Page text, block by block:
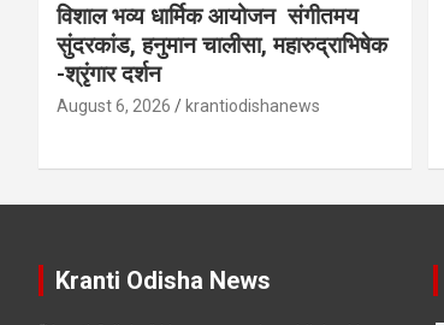
विशाल भव्य धार्मिक आयोजन संगीतमय
सुंदरकांड, हनुमान चालीसा, महारुद्राभिषेक
-श्रृंगार दर्शन
August 6, 2026 krantiodishanews
Kranti Odisha News